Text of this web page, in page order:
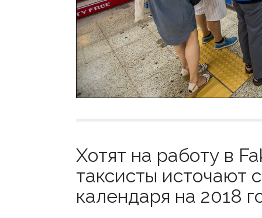
Хотят на работу в
таксисты источают
календаря на 2018